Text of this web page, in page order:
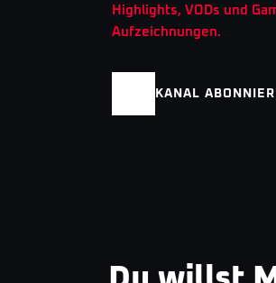
Highlights, VODs und
Aufzeichnungen.
KANAL